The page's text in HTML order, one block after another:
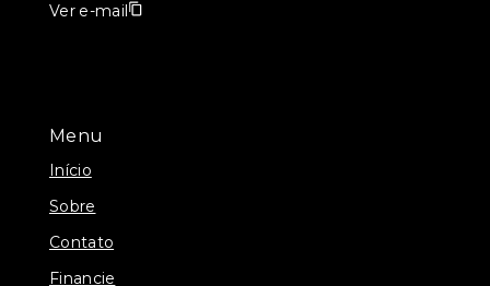
Menu
Início
Sobre
Contato
Financie
Ver e-mail